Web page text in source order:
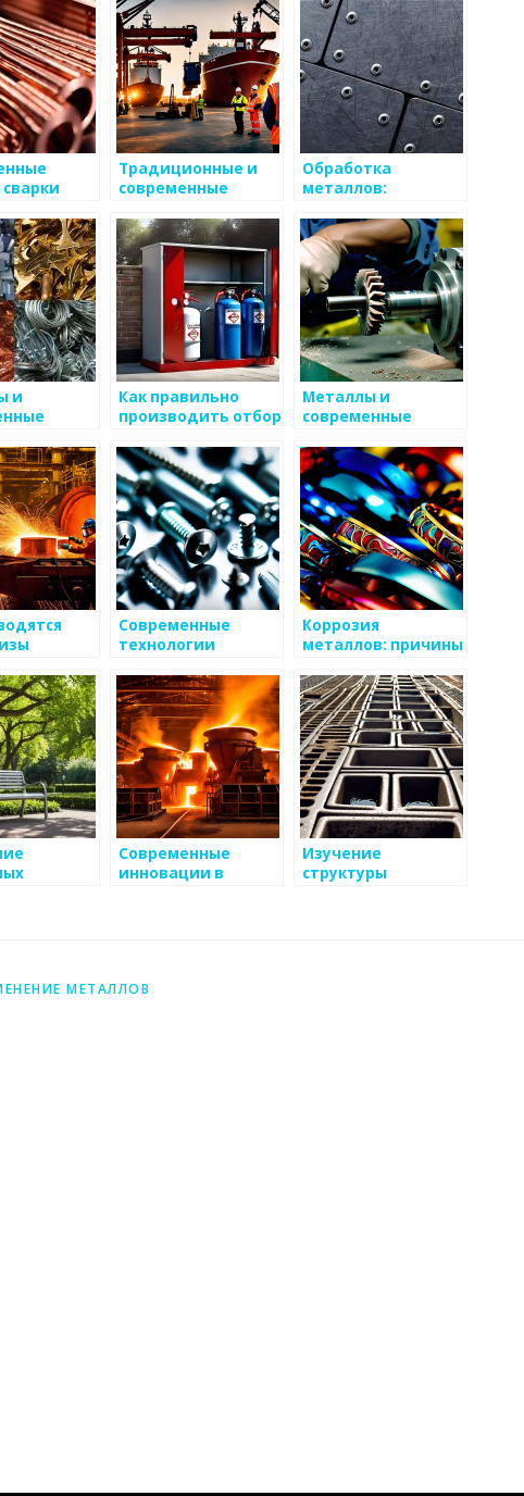
Традиционные и
современные
Обработка
металлов:
современные
методы
и
Как правильно
производить отбор
Металлы и
современные
использования
Современные
технологии
улучшения
металлов
Коррозия
металлов: причины
Современные
инновации в
Изучение
структуры
МЕТАЛЛОВ